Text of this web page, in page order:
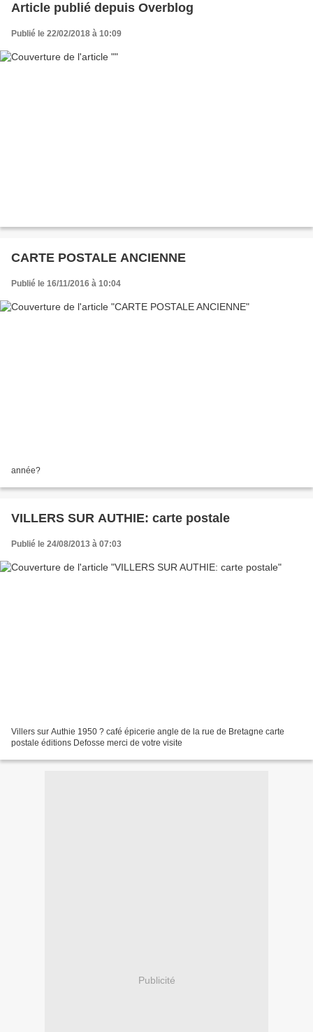
Article publié depuis Overblog
Publié le 22/02/2018 à 10:09
CARTE POSTALE ANCIENNE
Publié le 16/11/2016 à 10:04
année?
VILLERS SUR AUTHIE: carte postale
Publié le 24/08/2013 à 07:03
Villers sur Authie 1950 ? café épicerie angle de la rue de Bretagne carte
postale éditions Defosse merci de votre visite
Publicité